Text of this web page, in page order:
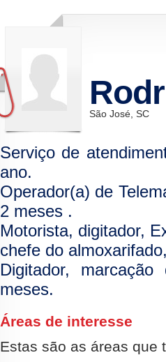
São José, SC
Serviço de
ano.
Operador(a) de
2 meses .
Motorista, digitador,
chefe do
Digitador,
meses.
Áreas de interesse
Estas são as áreas que